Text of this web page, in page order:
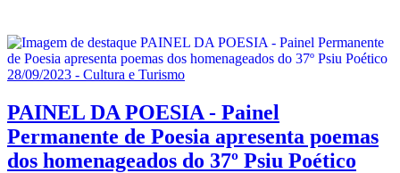
28/09/2023 - Cultura e Turismo
PAINEL DA POESIA - Painel
Permanente de Poesia apresenta poemas
dos homenageados do 37º Psiu Poético